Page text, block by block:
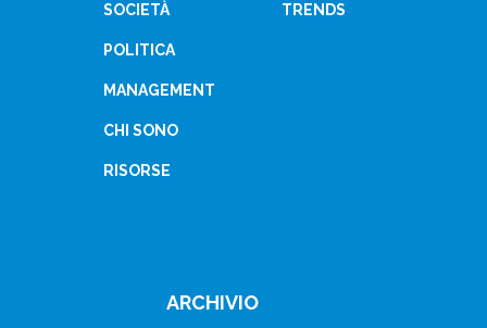
SOCIETÀ
POLITICA
MANAGEMENT
CHI SONO
RISORSE
TRENDS
ARCHIVIO